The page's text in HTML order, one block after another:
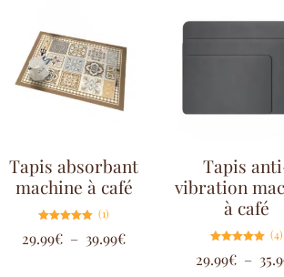
Tapis absorbant
machine à café
5.00
sur 5
(1)
29.99€ – 39.99€
Tapis
vibration
à café
5.00
sur 5
(4)
29.99€ –